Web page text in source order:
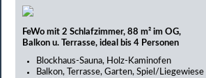
FeWo mit 2 Schlafzimmer, 88 m² im OG,
Balkon u. Terrasse, ideal bis 4 Personen
Blockhaus-Sauna, Holz-Kaminofen
Balkon, Terrasse, Garten, Spiel/Liegewiese